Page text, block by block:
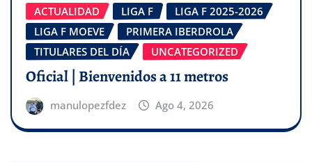
ACTUALIDAD LIGA F
LIGA F 2025-2026
LIGA F MOEVE
PRIMERA IBERDROLA
TITULARES DEL DÍA
UNCATEGORIZED
Oficial | Bienvenidos a 11 metros
manulopezfdez Ago 4, 2026